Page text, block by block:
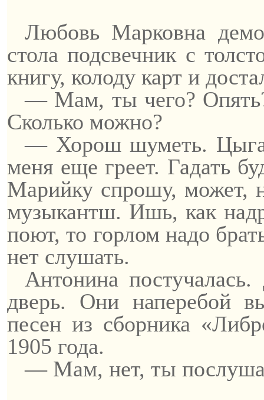
Любовь Марковна
стола подсвечник с
книгу, колоду карт и
— Мам, ты чего?
Сколько можно?
— Хорош шуметь.
меня еще греет. Гадать
Марийку спрошу, может,
музыкантш. Ишь, как
поют, то горлом надо
нет слушать.
Антонина
дверь. Они наперебой
песен из сборника
1905 года.
— Мам, нет, ты